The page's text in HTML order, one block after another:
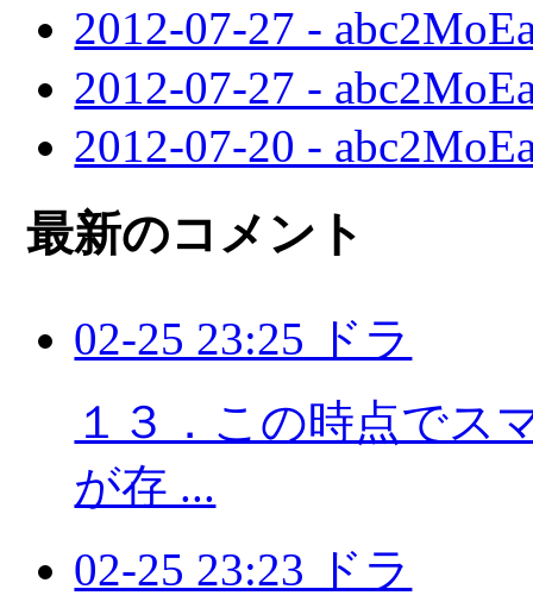
2012-07-27 -
2012-07-27 -
2012-07-20 -
最新のコメント
02-25 23:25 ドラ
１３．この時点でス
が存 ...
02-25 23:23 ドラ